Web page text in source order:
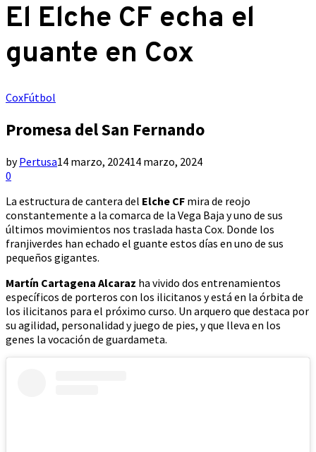
El Elche CF echa el
guante en Cox
CoxFútbol
Promesa del San Fernando
byPertusa14 marzo, 202414 marzo, 2024
0
La estructura de cantera del Elche CF mira de reojo
constantemente a la comarca de la Vega Baja y uno de sus
últimos movimientos nos traslada hasta Cox. Donde los
franjiverdes han echado el guante estos días en uno de sus
pequeños gigantes.
Martín Cartagena Alcaraz ha vivido dos entrenamientos
específicos de porteros con los ilicitanos y está en la órbita de
los ilicitanos para el próximo curso. Un arquero que destaca por
su agilidad, personalidad y juego de pies, y que lleva en los
genes la vocación de guardameta.